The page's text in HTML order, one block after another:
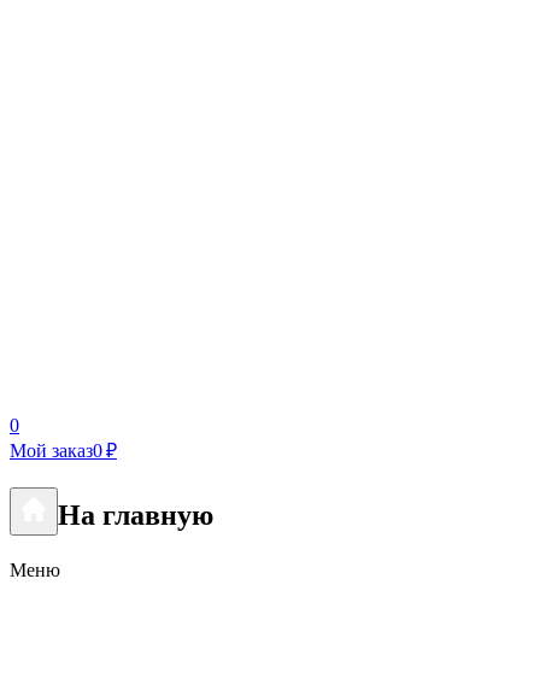
0
Мой заказ0 ₽
На главную
Меню